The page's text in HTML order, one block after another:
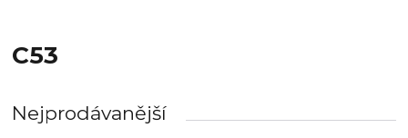
C53
Nejprodávanější